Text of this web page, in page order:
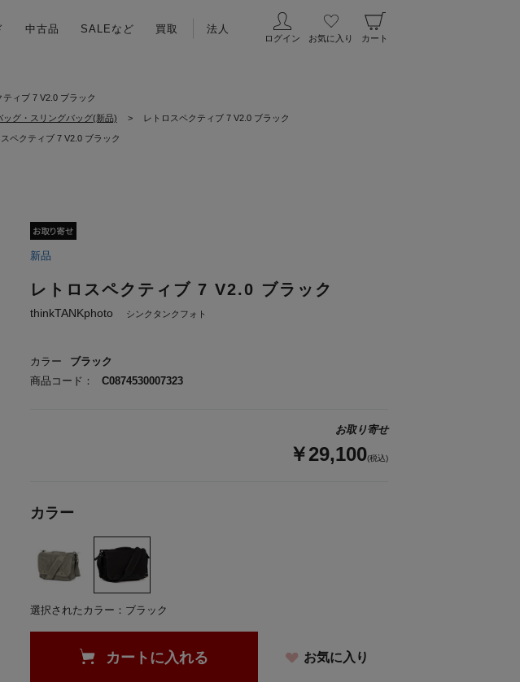
中古品 SALEなど 買取 法人
ログイン お気に入り カート
ティブ 7 V2.0 ブラック
ッグ・スリングバッグ(新品) > レトロスペクティブ 7 V2.0 ブラック
ペクティブ 7 V2.0 ブラック
新品
レトロスペクティブ 7 V2.0 ブラック
thinkTANKphoto シンクタンクフォト
お取り寄せ
￥29,100(税込)
商品コード： C0874530007323
カラー ブラック
カートに入れる お気に入り
カラー
選択されたカラー：ブラック